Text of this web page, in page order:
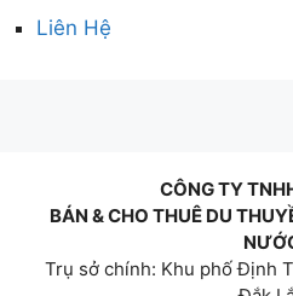
Liên Hệ
CÔNG TY
BÁN & CHO THUÊ DU
Trụ sở chính: Khu phố Định